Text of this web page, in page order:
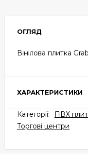
ОГЛЯД
Вінілова плитка
ХАРАКТЕРИСТИКИ
Категорії: ПВХ
Торгові центри